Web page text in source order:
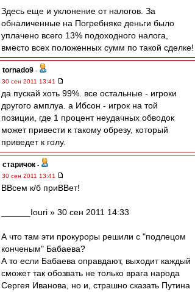
Здесь еще и уклонение от налогов. За
обналиченные на Погребняке деньги было
уплачено всего 13% подоходного налога,
вместо всех положенных сумм по такой сделке!
tornado9 -
30 сен 2011 13:41
да пускай хоть 99%. все остальные - игроки
другого амплуа. а Ибсон - игрок на той
позиции, где 1 процент неудачных обводок
может привести к такому обрезу, который
приведет к голу.
старичок -
30 сен 2011 13:41
ВВсем к/б приВВет!
______Iouri » 30 сен 2011 14:33
А что там эти прокуроры решили с "подлецом
конченым" Бабаева?
А то если Бабаева оправдают, выходит каждый
сможет так обозвать не только врага народа
Сергея Иванова, но и, страшно сказать Путина